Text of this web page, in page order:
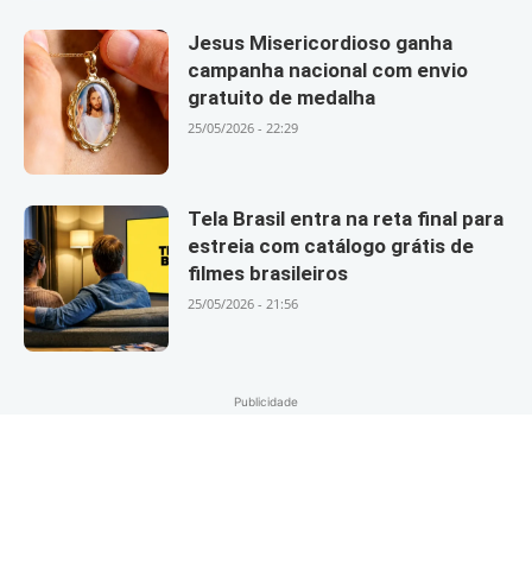
Jesus Misericordioso ganha
campanha nacional com envio
gratuito de medalha
25/05/2026 - 22:29
Tela Brasil entra na reta final para
estreia com catálogo grátis de
filmes brasileiros
25/05/2026 - 21:56
Publicidade